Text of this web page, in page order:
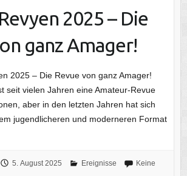
2025 – Die
ganz Amager!
– Die Revue von ganz Amager!
seit vielen Jahren eine Amateur-Revue
aber in den letzten Jahren hat sich
jugendlicheren und moderneren Format
5. August 2025 Ereignisse
Keine